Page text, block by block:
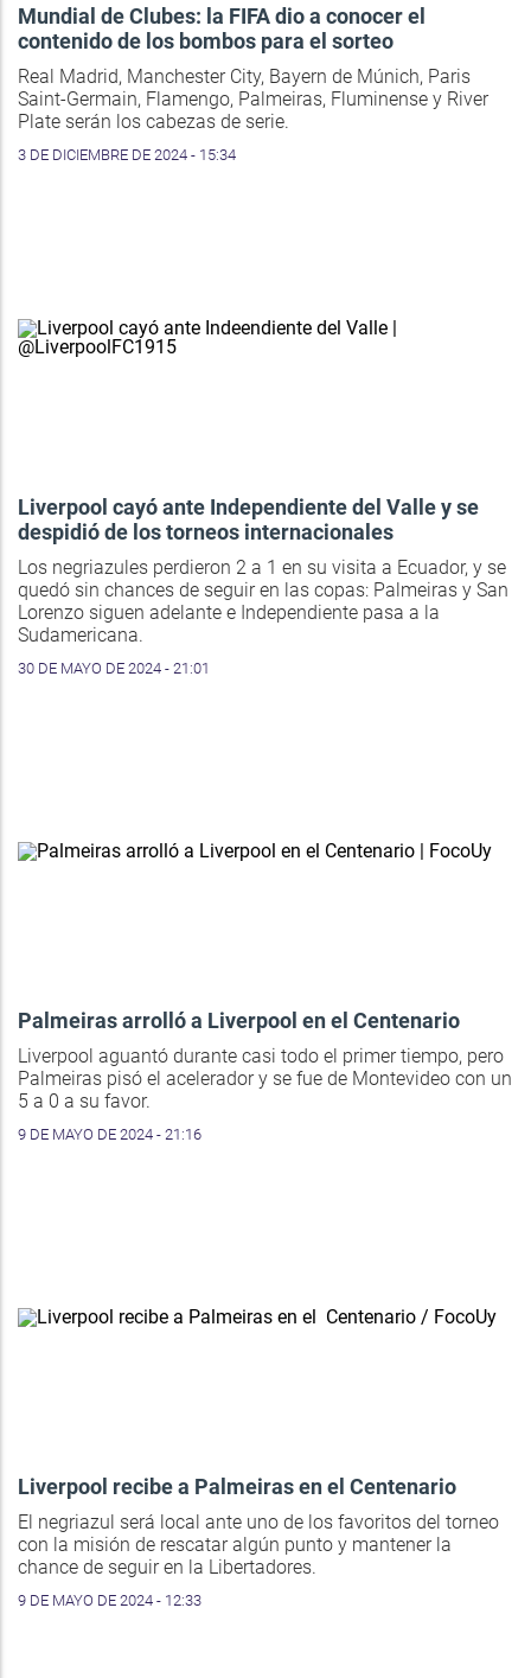
Mundial de Clubes: la FIFA dio a conocer el
contenido de los bombos para el sorteo
Real Madrid, Manchester City, Bayern de Múnich, Paris
Saint-Germain, Flamengo, Palmeiras, Fluminense y River
Plate serán los cabezas de serie.
3 DE DICIEMBRE DE 2024 - 15:34
Liverpool cayó ante Independiente del Valle y se
despidió de los torneos internacionales
Los negriazules perdieron 2 a 1 en su visita a Ecuador, y se
quedó sin chances de seguir en las copas: Palmeiras y San
Lorenzo siguen adelante e Independiente pasa a la
Sudamericana.
30 DE MAYO DE 2024 - 21:01
Palmeiras arrolló a Liverpool en el Centenario
Liverpool aguantó durante casi todo el primer tiempo, pero
Palmeiras pisó el acelerador y se fue de Montevideo con un
5 a 0 a su favor.
9 DE MAYO DE 2024 - 21:16
Liverpool recibe a Palmeiras en el Centenario
El negriazul será local ante uno de los favoritos del torneo
con la misión de rescatar algún punto y mantener la
chance de seguir en la Libertadores.
9 DE MAYO DE 2024 - 12:33